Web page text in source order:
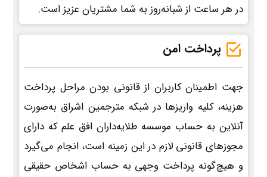
در هر ساعت از شبانه‌روز به شما مشتریان عزیز است.
پرداخت امن
جهت اطمینان کاربران از قانونی بودن مراحل پرداخت
هزینه، کلیه واریزها در شبکه مترجمین اشراق به‌صورت
آنلاین به حساب موسسه طلایه‌داران افق علم که دارای
مجوزهای قانونی لازم در این زمینه است، انجام می‌گیرد
و هیچ‌گونه پرداخت وجهی به حساب اشخاص حقیقی